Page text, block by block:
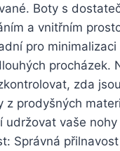
Boty s
a vnitřním
pro
procházek.
zda
z prodyšných⁣
udržovat vaše nohy⁣
Správná